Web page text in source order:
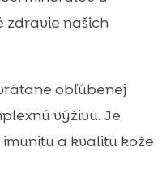
zdravie našich
obľúbenej
výživu. Je
a kvalitu kože